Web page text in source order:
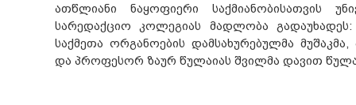
ათწლიანი ნაყოფიერი საქმიანობისათვის
სარედაქციო კოლეგიას მადლობა
საქმეთა ორგანოების დამსახურებულმა
და პროფესორ ზაურ წულაიას შვილმა დავით